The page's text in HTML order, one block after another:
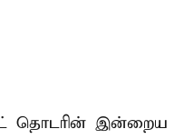
தொடரின் இன்றைய